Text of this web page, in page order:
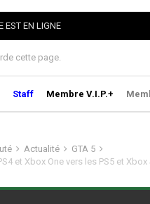
EST EN LIGNE
cette page.
Staff Membre V.I.P.+
Actualité
GTA 5
et Xbox One vers les PS5 et Xbox